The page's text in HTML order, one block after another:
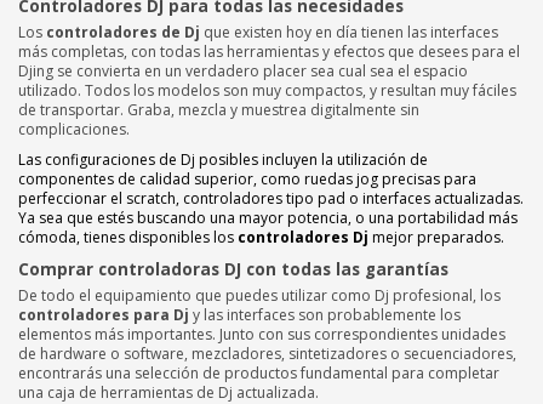
Controladores DJ para todas las necesidades
Los controladores de Dj que existen hoy en día tienen las interfaces
más completas, con todas las herramientas y efectos que desees para el
Djing se convierta en un verdadero placer sea cual sea el espacio
utilizado. Todos los modelos son muy compactos, y resultan muy fáciles
de transportar. Graba, mezcla y muestrea digitalmente sin
complicaciones.
Las configuraciones de Dj posibles incluyen la utilización de
componentes de calidad superior, como ruedas jog precisas para
perfeccionar el scratch, controladores tipo pad o interfaces actualizadas.
Ya sea que estés buscando una mayor potencia, o una portabilidad más
cómoda, tienes disponibles los controladores Dj mejor preparados.
Comprar controladoras DJ con todas las garantías
De todo el equipamiento que puedes utilizar como Dj profesional, los
controladores para Dj y las interfaces son probablemente los
elementos más importantes. Junto con sus correspondientes unidades
de hardware o software, mezcladores, sintetizadores o secuenciadores,
encontrarás una selección de productos fundamental para completar
una caja de herramientas de Dj actualizada.